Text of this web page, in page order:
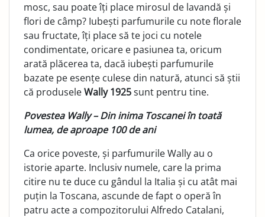
mosc, sau poate îți place mirosul de lavandă și
flori de câmp? Iubești parfumurile cu note florale
sau fructate, îți place să te joci cu notele
condimentate, oricare e pasiunea ta, oricum
arată plăcerea ta, dacă iubești parfumurile
bazate pe esențe culese din natură, atunci să știi
că produseleWally 1925sunt pentru tine.
Povestea Wally – Din inima Toscanei în toată
lumea, de aproape 100 de ani
Ca orice poveste, și parfumurile Wally au o
istorie aparte. Inclusiv numele, care la prima
citire nu te duce cu gândul la Italia și cu atât mai
puțin la Toscana, ascunde de fapt o operă în
patru acte a compozitorului Alfredo Catalani,